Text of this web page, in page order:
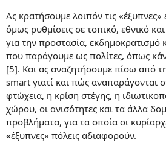
Ας κρατήσουμε λοιπόν τις
όμως ρυθμίσεις σε τοπικό, εθνικό
για την προστασία, εκδημοκρατισμό
που παράγουμε ως πολίτες, όπως
[5]. Και ας αναζητήσουμε πίσω από
smart γιατί και πώς αναπαράγονται
φτώχεια, η κρίση στέγης, η
χώρου, οι ανισότητες και τα άλλα
προβλήματα, για τα οποία οι
«έξυπνες» πόλεις αδιαφορούν.